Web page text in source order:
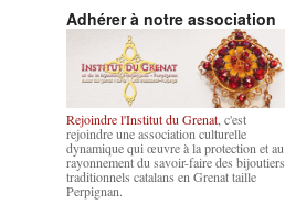
Adhérer à notre association
Rejoindre l'Institut du Grenat , c'est
rejoindre une association culturelle
dynamique qui œuvre à la protection et au
rayonnement du savoir-faire des bijoutiers
traditionnels catalans en Grenat taille
Perpignan.